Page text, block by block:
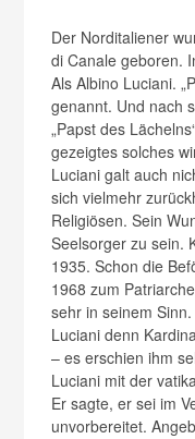
Der Norditaliener
di Canale geboren.
Als Albino Luciani.
genannt. Und nach
„Papst des
gezeigtes solches
Luciani galt auch
sich vielmehr
Religiösen. Sein
Seelsorger zu sein.
1935. Schon die
1968 zum
sehr in seinem
Luciani denn
– es erschien ihm
Luciani mit der
Er sagte, er sei im
unvorbereitet.